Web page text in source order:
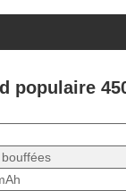
populaire